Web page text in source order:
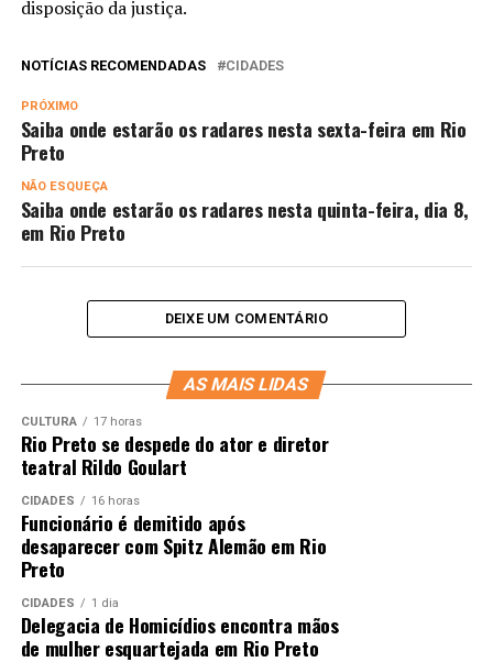
disposição da justiça.
NOTÍCIAS RECOMENDADAS CIDADES
PRÓXIMO
Saiba onde estarão os radares nesta sexta-feira em Rio
Preto
NÃO ESQUEÇA
Saiba onde estarão os radares nesta quinta-feira, dia 8,
em Rio Preto
DEIXE UM COMENTÁRIO
AS MAIS LIDAS
CULTURA 17 horas
Rio Preto se despede do ator e diretor
teatral Rildo Goulart
CIDADES 16 horas
Funcionário é demitido após
desaparecer com Spitz Alemão em Rio
Preto
CIDADES 1 dia
Delegacia de Homicídios encontra mãos
de mulher esquartejada em Rio Preto